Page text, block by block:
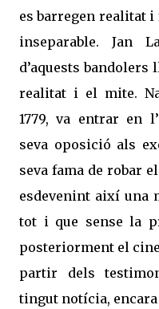
es barregen realitat i
inseparable. Jan
d’aquests
realitat i el mite.
1779, va entrar en
seva oposició als
seva fama de robar
esdevenint així una
tot i que sense la
posteriorment el
partir dels
tingut notícia,